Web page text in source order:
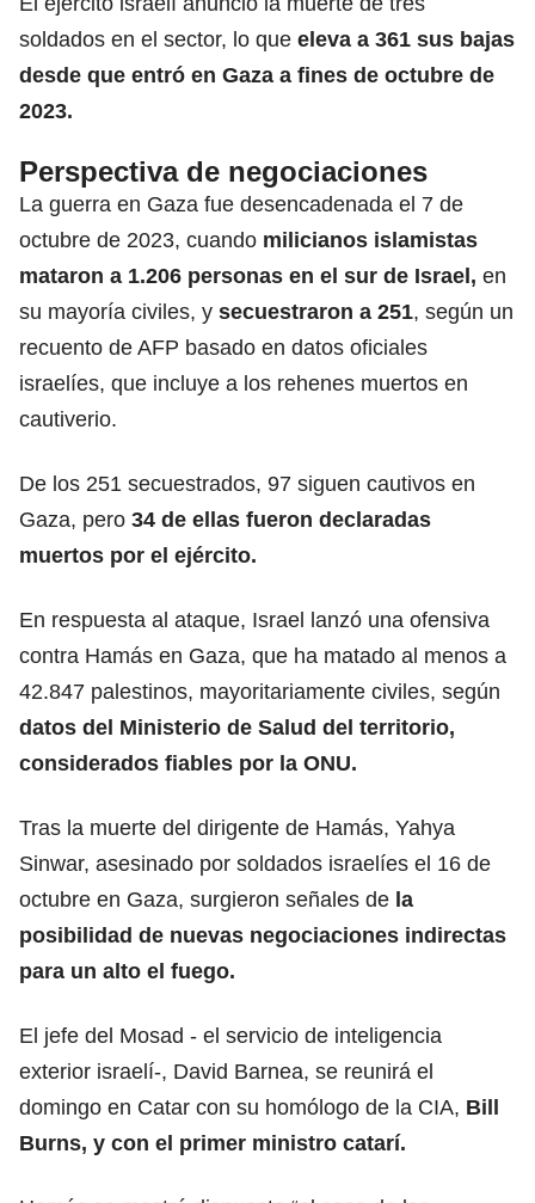
soldados en el sector, lo que eleva a 361 sus bajas
desde que entró en Gaza a fines de octubre de
2023.
Perspectiva de negociaciones
La guerra en Gaza fue desencadenada el 7 de
octubre de 2023, cuando milicianos islamistas
mataron a 1.206 personas en el sur de Israel, en
su mayoría civiles, y secuestraron a 251, según un
recuento de AFP basado en datos oficiales
israelíes, que incluye a los rehenes muertos en
cautiverio.
De los 251 secuestrados, 97 siguen cautivos en
Gaza, pero 34 de ellas fueron declaradas
muertos por el ejército.
En respuesta al ataque, Israel lanzó una ofensiva
contra Hamás en Gaza, que ha matado al menos a
42.847 palestinos, mayoritariamente civiles, según
datos del Ministerio de Salud del territorio,
considerados fiables por la ONU.
Tras la muerte del dirigente de Hamás, Yahya
Sinwar, asesinado por soldados israelíes el 16 de
octubre en Gaza, surgieron señales de la
posibilidad de nuevas negociaciones indirectas
para un alto el fuego.
El jefe del Mosad - el servicio de inteligencia
exterior israelí-, David Barnea, se reunirá el
domingo en Catar con su homólogo de la CIA, Bill
Burns, y con el primer ministro catarí.